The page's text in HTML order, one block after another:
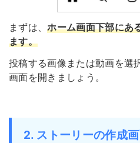
まずは、ホーム画面下部にあ
ます。
投稿する画像または動画を選
画面を開きましょう。
2. ストーリーの作成